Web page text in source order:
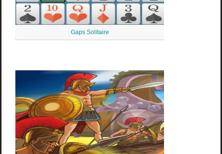
Gaps Solitaire